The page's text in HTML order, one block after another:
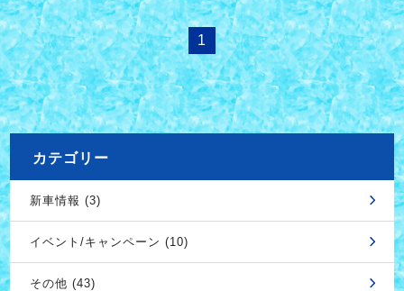
1
カテゴリー
新車情報 (3)
イベント/キャンペーン (10)
その他 (43)